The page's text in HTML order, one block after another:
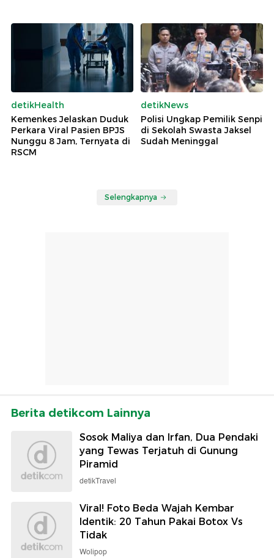
detikHealth
Kemenkes Jelaskan Duduk
Perkara Viral Pasien BPJS
Nunggu 8 Jam, Ternyata di
RSCM
detikNews
Polisi Ungkap Pemilik Senpi
di Sekolah Swasta Jaksel
Sudah Meninggal
Selengkapnya
Berita detikcom Lainnya
Sosok Maliya dan Irfan, Dua Pendaki
yang Tewas Terjatuh di Gunung
Piramid
detikTravel
Viral! Foto Beda Wajah Kembar
Identik: 20 Tahun Pakai Botox Vs
Tidak
Wolipop